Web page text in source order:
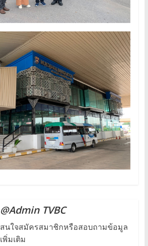
@Admin TVBC
สนใจสมัครสมาชิกหรือสอบถามข้อมูล
เพิ่มเติม